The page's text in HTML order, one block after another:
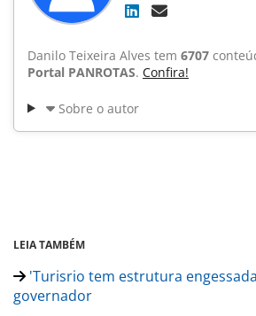
Danilo Teixeira Alves tem 6707
Portal PANROTAS. Confira!
Sobre o autor
LEIA TAMBÉM
'Turisrio tem estrutura
governador